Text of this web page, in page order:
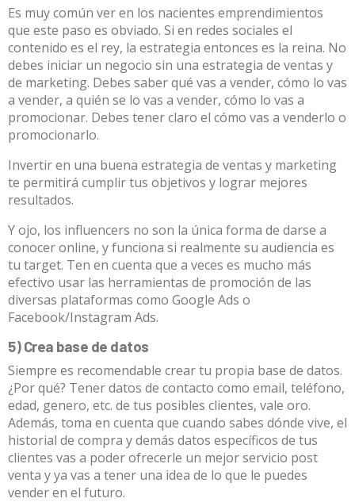
Es muy común ver en los nacientes emprendimientos
que este paso es obviado. Si en redes sociales el
contenido es el rey, la estrategia entonces es la reina. No
debes iniciar un negocio sin una estrategia de ventas y
de marketing. Debes saber qué vas a vender, cómo lo vas
a vender, a quién se lo vas a vender, cómo lo vas a
promocionar. Debes tener claro el cómo vas a venderlo o
promocionarlo.
Invertir en una buena estrategia de ventas y marketing
te permitirá cumplir tus objetivos y lograr mejores
resultados.
Y ojo, los influencers no son la única forma de darse a
conocer online, y funciona si realmente su audiencia es
tu target. Ten en cuenta que a veces es mucho más
efectivo usar las herramientas de promoción de las
diversas plataformas como Google Ads o
Facebook/Instagram Ads.
5) Crea base de datos
Siempre es recomendable crear tu propia base de datos.
¿Por qué? Tener datos de contacto como email, teléfono,
edad, genero, etc. de tus posibles clientes, vale oro.
Además, toma en cuenta que cuando sabes dónde vive, el
historial de compra y demás datos específicos de tus
clientes vas a poder ofrecerle un mejor servicio post
venta y ya vas a tener una idea de lo que le puedes
vender en el futuro.